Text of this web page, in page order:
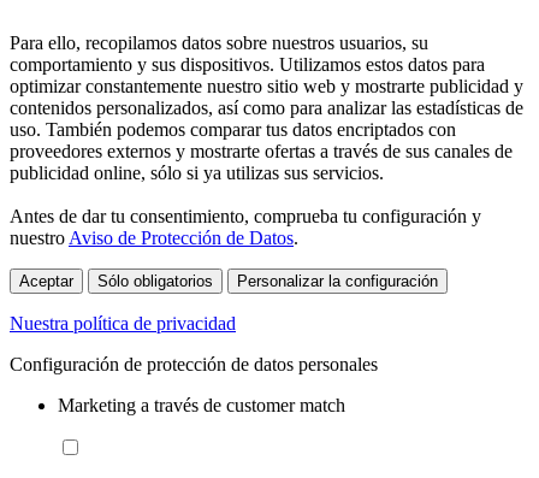
Para ello, recopilamos datos sobre nuestros usuarios, su
comportamiento y sus dispositivos. Utilizamos estos datos para
optimizar constantemente nuestro sitio web y mostrarte publicidad y
contenidos personalizados, así como para analizar las estadísticas de
uso. También podemos comparar tus datos encriptados con
proveedores externos y mostrarte ofertas a través de sus canales de
publicidad online, sólo si ya utilizas sus servicios.
Antes de dar tu consentimiento, comprueba tu configuración y
nuestro Aviso de Protección de Datos.
Aceptar Sólo obligatorios Personalizar la configuración
Nuestra política de privacidad
Configuración de protección de datos personales
Marketing a través de customer match